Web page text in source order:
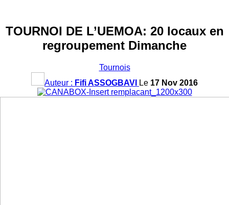
TOURNOI DE L’UEMOA: 20 locaux en
regroupement Dimanche
Tournois
Auteur : Fifi ASSOGBAVI Le 17 Nov 2016